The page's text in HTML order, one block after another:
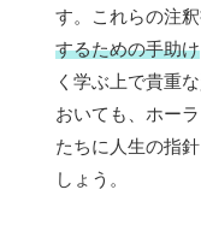
す。これらの注釈
するための手助け
く学ぶ上で貴重
おいても、ホー
たちに人生の指
しょう。